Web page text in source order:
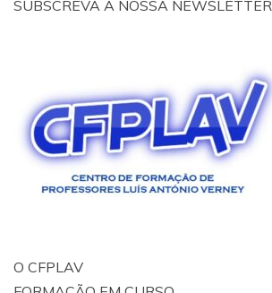
SUBSCREVA A NOSSA NEWSLETTER
O CFPLAV